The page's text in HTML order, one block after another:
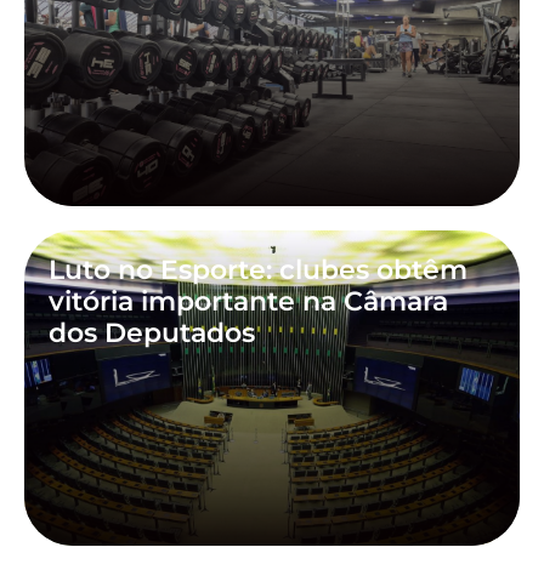
Luto no Esporte: clubes obtêm
vitória importante na Câmara
dos Deputados